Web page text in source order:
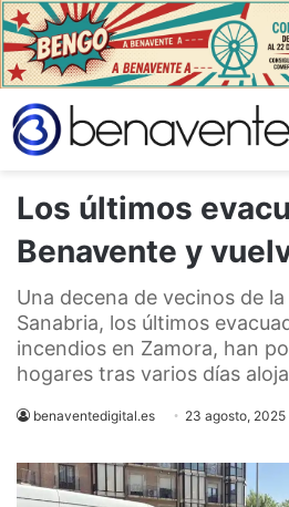
Los últimos
Benavente y
Una decena de vecinos de
Sanabria, los últimos
incendios en Zamora, han
hogares tras varios días
benaventedigital.es 23 agosto, 2025